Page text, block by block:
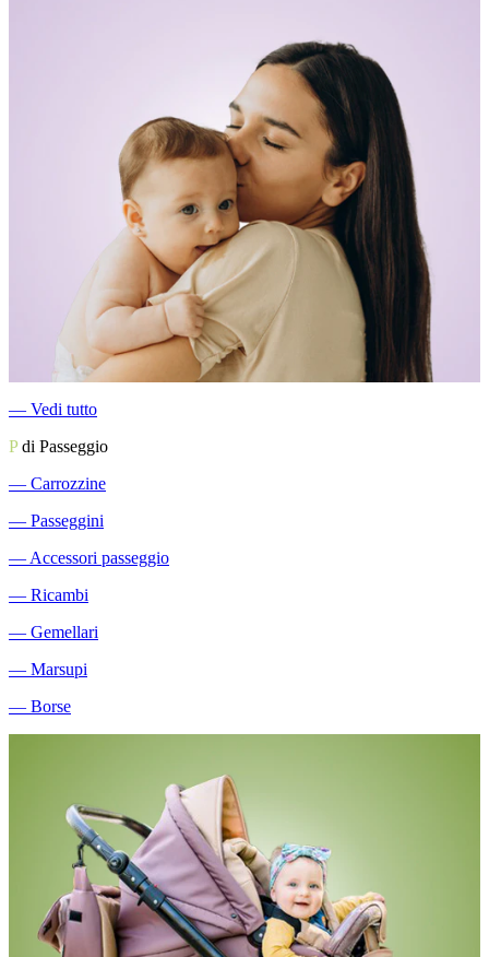
― Vedi tutto
Pdi Passeggio
― Carrozzine
― Passeggini
― Accessori passeggio
― Ricambi
― Gemellari
― Marsupi
― Borse